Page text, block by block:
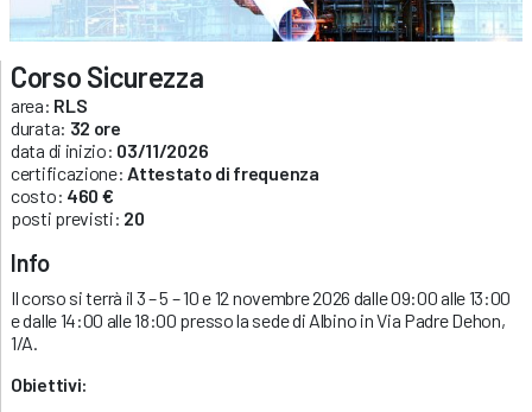
Corso Sicurezza
area: RLS
durata: 32 ore
data di inizio: 03/11/2026
certificazione: Attestato di frequenza
costo: 460 €
posti previsti: 20
Info
Il corso si terrà il 3 – 5 – 10 e 12 novembre 2026 dalle 09:00 alle 13:00
e dalle 14:00 alle 18:00 presso la sede di Albino in Via Padre Dehon,
1/A.
Obiettivi: